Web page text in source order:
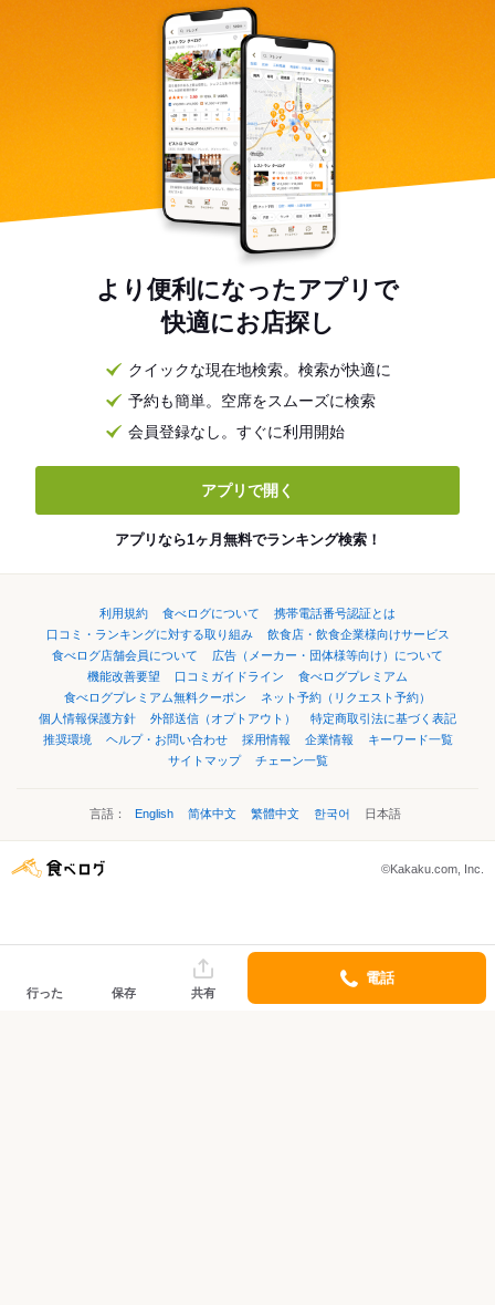
より便利になったアプリで
快適にお店探し
クイックな現在地検索。検索が快適に
予約も簡単。空席をスムーズに検索
会員登録なし。すぐに利用開始
アプリで開く
アプリなら1ヶ月無料でランキング検索！
利用規約 食べログについて
携帯電話番号認証とは
口コミ・ランキングに対する取り組み
飲食店・飲食企業様向けサービス
食べログ店舗会員について
広告（メーカー・団体様等向け）について
機能改善要望
口コミガイドライン
食べログプレミアム
食べログプレミアム無料クーポン
ネット予約（リクエスト予約）
個人情報保護方針
外部送信（オプトアウト）
特定商取引法に基づく表記
推奨環境
ヘルプ・お問い合わせ 採用情報 企業情報
キーワード一覧
サイトマップ
チェーン一覧
言語： English 简体中文 繁體中文 한국어 日本語
©Kakaku.com, Inc.
行った 保存 共有
電話